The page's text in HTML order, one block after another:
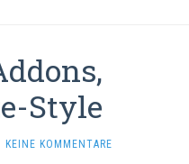
Style
KEINE KOMMENTARE